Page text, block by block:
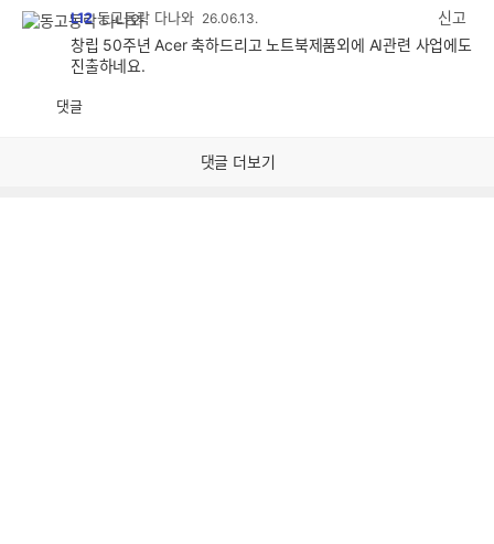
L12 동고동락 다나와 26.06.13.
신고
창립 50주년 Acer 축하드리고 노트북제품외에 AI관련 사업에도
진출하네요.
댓글
댓글 더보기